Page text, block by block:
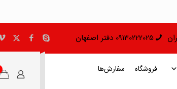
09130222025 دفتر اصفهان
فروشگاه سفارش‌ها